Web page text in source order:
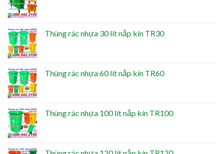
Thùng rác nhựa 30 lít nắp kín TR30
Thùng rác nhựa 60 lít nắp kín TR60
Thùng rác nhựa 100 lít nắp kín TR100